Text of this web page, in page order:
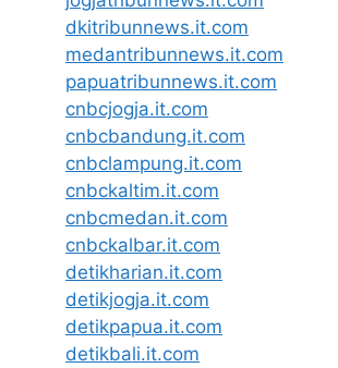
dkitribunnews.it.com
medantribunnews.it.com
papuatribunnews.it.com
cnbcjogja.it.com
cnbcbandung.it.com
cnbclampung.it.com
cnbckaltim.it.com
cnbcmedan.it.com
cnbckalbar.it.com
detikharian.it.com
detikjogja.it.com
detikpapua.it.com
detikbali.it.com